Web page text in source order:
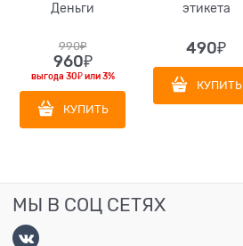
Деньги
990₽
960₽
выгода 30₽или3%
КУПИТЬ
этикета
490₽
КУПИТЬ
МЫ В СОЦ СЕТЯХ